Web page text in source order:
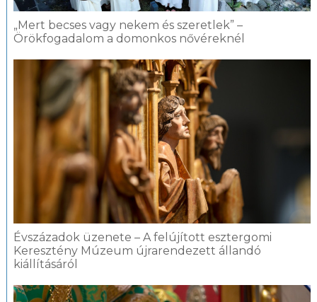
„Mert becses vagy nekem és szeretlek” –
Örökfogadalom a domonkos nővéreknél
Évszázadok üzenete – A felújított esztergomi
Keresztény Múzeum újrarendezett állandó
kiállításáról